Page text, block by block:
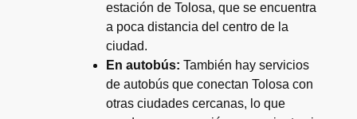
estación de Tolosa, que se encuentra
a poca distancia del centro de la
ciudad.
En autobús: También hay servicios
de autobús que conectan Tolosa con
otras ciudades cercanas, lo que